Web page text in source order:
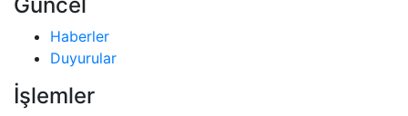
Haberler
Duyurular
İşlemler